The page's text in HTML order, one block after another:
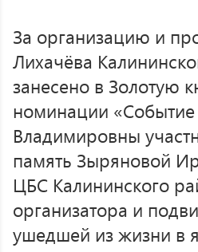
За организацию и
Лихачёва
занесено в Золотую
номинации
Владимировны
память Зыряновой
ЦБС Калининского
организатора и
ушедшей из жизни в